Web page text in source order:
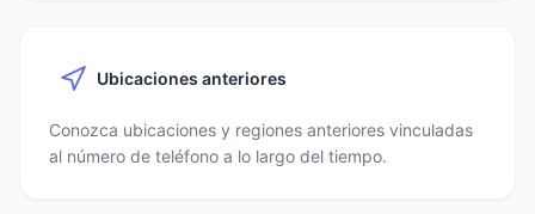
Ubicaciones anteriores
Conozca ubicaciones y regiones anteriores vinculadas
al número de teléfono a lo largo del tiempo.